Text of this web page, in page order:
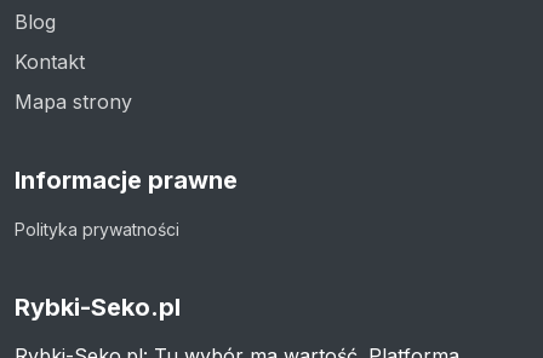
Blog
Kontakt
Mapa strony
Informacje prawne
Polityka prywatności
Rybki-Seko.pl